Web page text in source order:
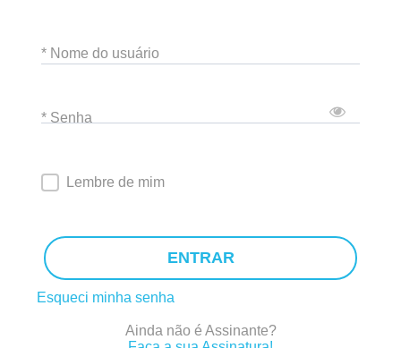
* Nome do usuário
* Senha
Lembre de mim
ENTRAR
Esqueci minha senha
Ainda não é Assinante?